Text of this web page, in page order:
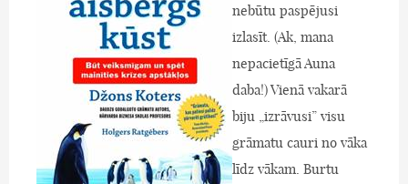
nebūtu paspējusi
izlasīt. (Ak, mana
nepacietīgā Auna
daba!) Vienā vakarā
biju „izrāvusi” visu
grāmatu cauri no vāka
līdz vākam. Burtu